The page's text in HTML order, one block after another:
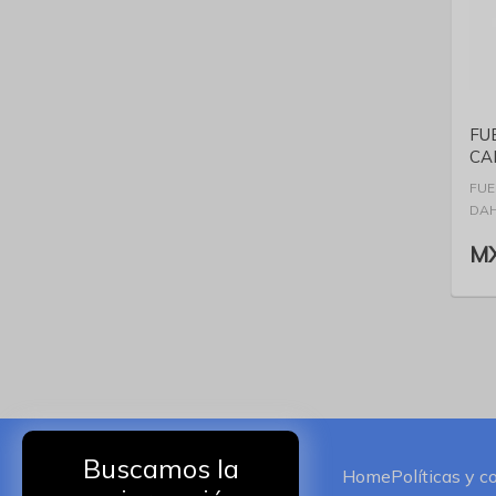
Buscamos la
HomePolíticas y